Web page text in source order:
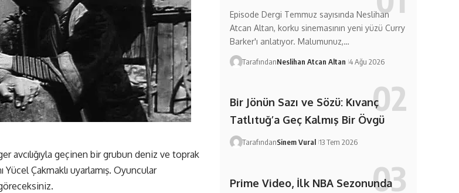
avcılığıyla geçinen bir grubun deniz ve toprak
Yücel Çakmaklı uyarlamış. Oyuncular
Episode Dergi Temmuz sayısında Neslihan
Atcan Altan, korku sinemasının yeni yüzü Curry
Barker'ı anlatıyor. Malumunuz,…
TarafındanNeslihan Atcan Altan 4 Ağu 2026
Bir Jönün Sazı ve Sözü: Kıvanç
Tatlıtuğ’a Geç Kalmış Bir Övgü
TarafındanSinem Vural 13 Tem 2026
Prime Video, İlk NBA Sezonunda